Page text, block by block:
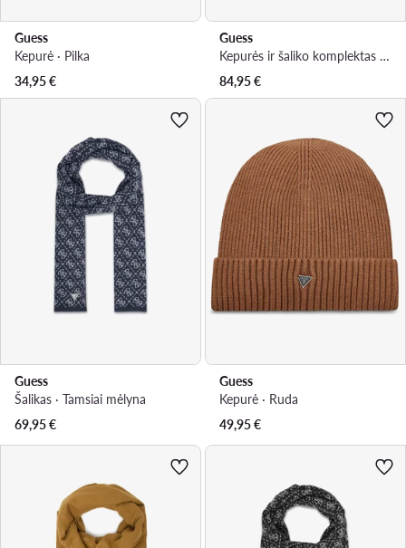
Guess
Kepurė · Pilka
34,95€
Guess
Kepurės ir šaliko komplektas · Juoda
84,95€
Guess
Šalikas · Tamsiai mėlyna
69,95€
Guess
Kepurė · Ruda
49,95€